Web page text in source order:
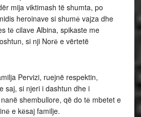
mija viktimash të shumta, po
heroinave si shumё vajza dhe
tё cilave Albina, spikaste me
si nji Norё e vërtetë
Pervizi, ruejnë respektin,
saj, si njeri i dashtun dhe i
shembullore, që do tё mbetet e
e kёsaj familje.